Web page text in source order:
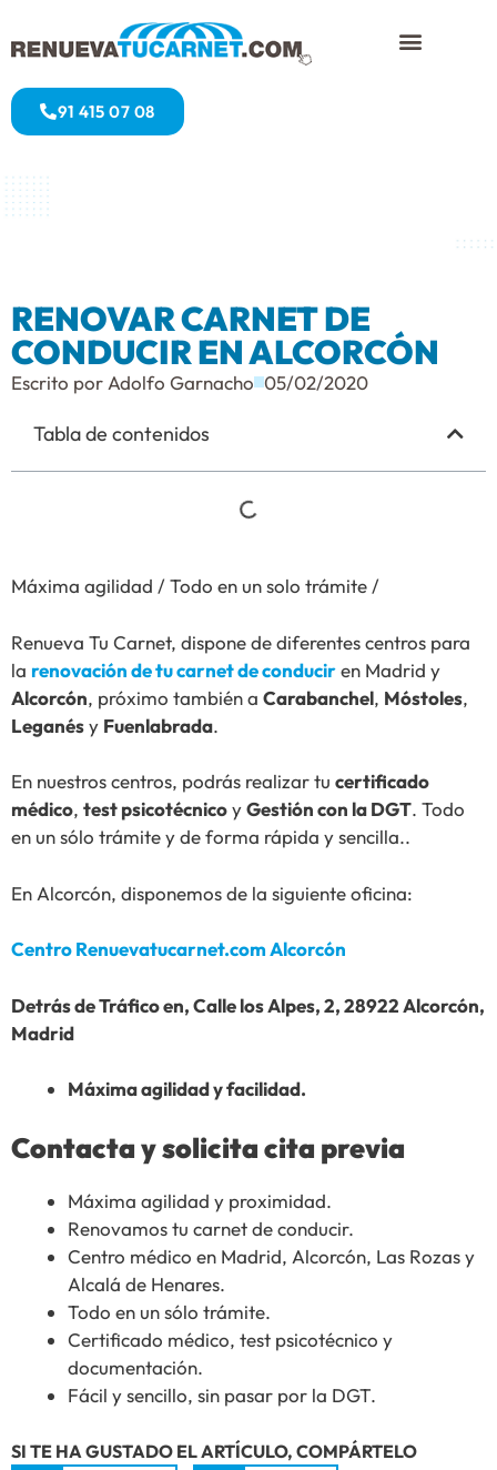
91 415 07 08
RENOVAR CARNET DE
CONDUCIR EN ALCORCÓN
Escrito por Adolfo Garnacho 05/02/2020
Tabla de contenidos
Máxima agilidad / Todo en un solo trámite /
Renueva Tu Carnet, dispone de diferentes centros para
la renovación de tu carnet de conduciren Madrid y
Alcorcón, próximo también a Carabanchel, Móstoles,
Leganésy Fuenlabrada.
En nuestros centros, podrás realizar tu certificado
médico, test psicotécnicoyGestión con la DGT. Todo
en un sólo trámite y de forma rápida y sencilla..
En Alcorcón, disponemos de la siguiente oficina:
Centro Renuevatucarnet.com Alcorcón
Detrás de Tráfico en, Calle los Alpes, 2, 28922 Alcorcón,
Madrid
Máxima agilidad y facilidad.
Contacta y solicita cita previa
Máxima agilidad y proximidad.
Renovamos tu carnet de conducir.
Centro médico en Madrid, Alcorcón, Las Rozas y
Alcalá de Henares.
Todo en un sólo trámite.
Certificado médico, test psicotécnico y
documentación.
Fácil y sencillo, sin pasar por la DGT.
SI TE HA GUSTADO EL ARTÍCULO, COMPÁRTELO